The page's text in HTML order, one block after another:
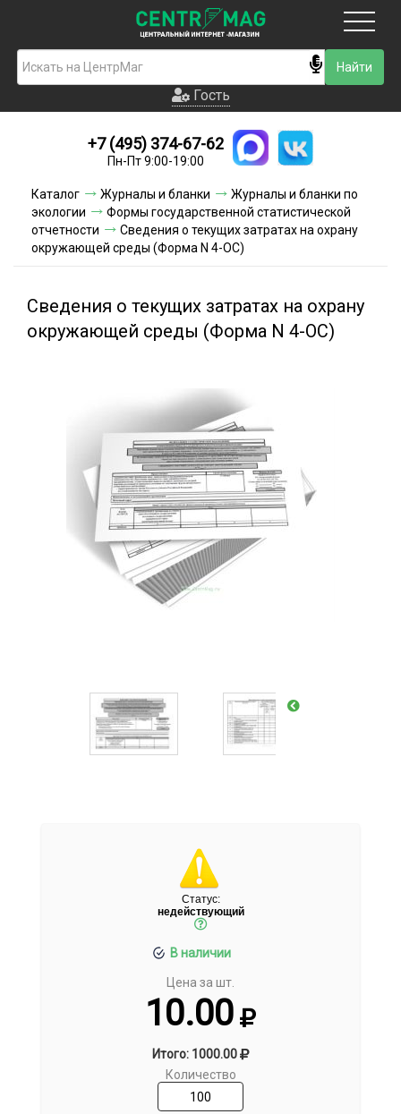
Гость
Новинки
Условия доставки
Условия оплаты
Акции и скидки
Гость
+7 (495) 374-67-62
Пн-Пт 9:00-19:00
Каталог Журналы и бланки
Журналы и бланки по
экологии
Формы государственной статистической
отчетности
Сведения о текущих затратах на охрану
окружающей среды (Форма N 4-ОС)
Сведения о текущих затратах на охрану
окружающей среды (Форма N 4-ОС)
Статус:
недействующий
В наличии
Цена за шт.
10.00
Итого: 1000.00
Количество